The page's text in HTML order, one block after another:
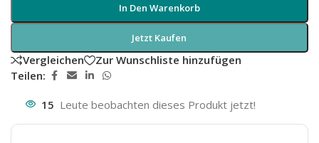
In Den Warenkorb
Jetzt Kaufen
Vergleichen
Zur Wunschliste hinzufügen
Teilen:
15 Leute beobachten dieses Produkt jetzt!